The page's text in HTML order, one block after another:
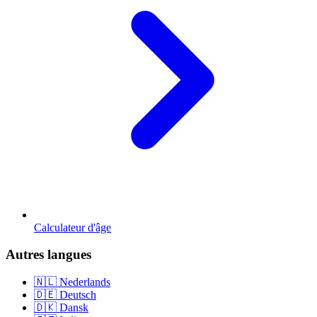
Calculateur d'âge
Autres langues
🇳🇱 Nederlands
🇩🇪 Deutsch
🇩🇰 Dansk